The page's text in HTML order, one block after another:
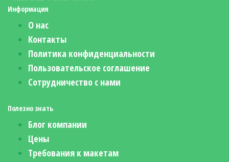
Информация
О нас
Контакты
Политика конфиденциальности
Пользовательское соглашение
Сотрудничество с нами
Полезно знать
Блог компании
Цены
Требования к макетам